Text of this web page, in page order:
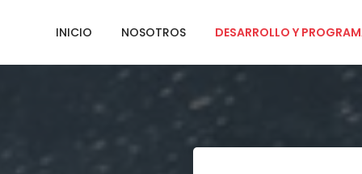
INICIO NOSOTROS DESARROLLO Y